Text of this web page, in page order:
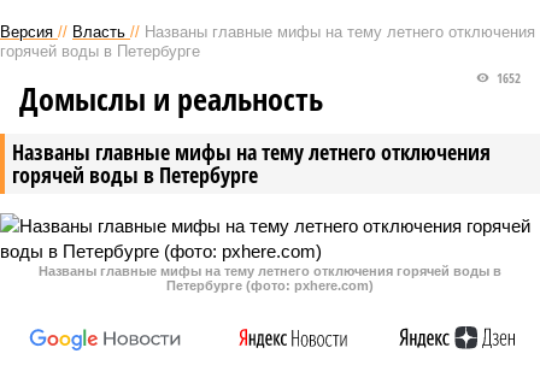
Версия // Власть // Названы главные мифы на тему летнего отключения
горячей воды в Петербурге
Названы главные мифы на тему летнего отключения
горячей воды в Петербурге
1652
Домыслы и реальность
Названы главные мифы на тему летнего отключения горячей воды в
Петербурге (фото: pxhere.com)